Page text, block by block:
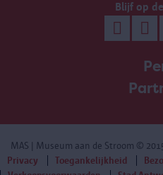
Blijf op
MAS | Museum aan de Stroom ©
Privacy
Toegankelijkheid